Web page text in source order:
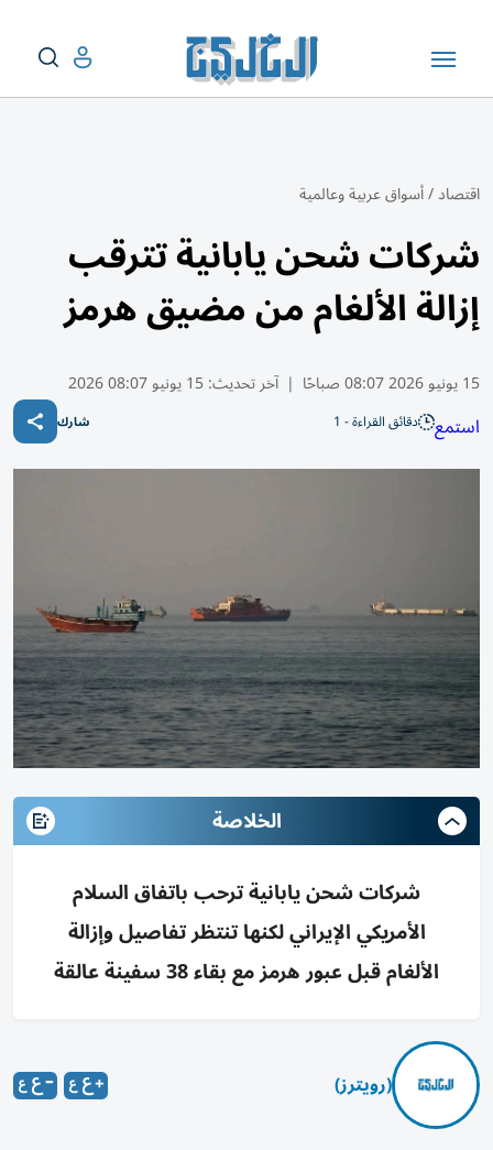
اقتصاد/أسواق عربية وعالمية
شركات شحن يابانية تترقب
إزالة الألغام من مضيق هرمز
15 يونيو 2026 08:07 صباحًا | آخر تحديث:15 يونيو 08:07 2026
استمع دقائق القراءة - 1 شارك
الخلاصة
شركات شحن يابانية ترحب باتفاق السلام
الأمريكي الإيراني لكنها تنتظر تفاصيل وإزالة
الألغام قبل عبور هرمز مع بقاء 38 سفينة عالقة
(رويترز)